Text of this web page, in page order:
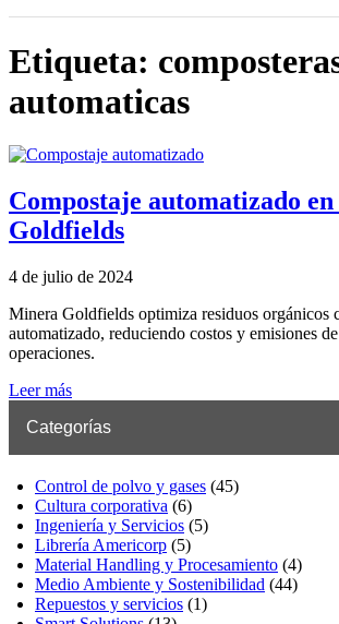
Etiqueta:
automaticas
Compostaje automatizado
Goldfields
4 de julio de 2024
Minera Goldfields optimiza residuos orgánicos
automatizado, reduciendo costos y emisiones
operaciones.
Leer más
Categorías
Control de polvo y gases (45)
Cultura corporativa (6)
Ingeniería y Servicios (5)
Librería Americorp (5)
Material Handling y Procesamiento (4)
Medio Ambiente y Sostenibilidad (44)
Repuestos y servicios (1)